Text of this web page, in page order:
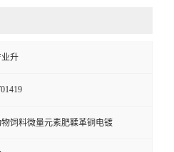
升
饲料微量元素肥鞣革铜电镀